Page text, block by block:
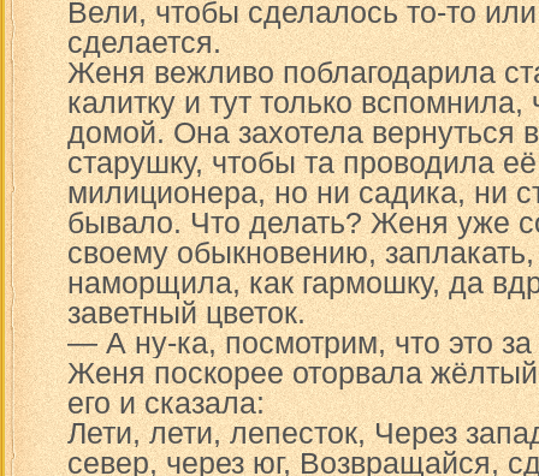
Вели, чтобы сделалось то-то или
сделается.
Женя вежливо поблагодарила
калитку и тут только вспомнила,
домой. Она захотела вернуться
старушку, чтобы та проводила
милиционера, но ни садика, ни
бывало. Что делать? Женя уже
своему обыкновению,
наморщила, как гармошку, да
заветный цветок.
— А ну-ка, посмотрим, что это за
Женя поскорее оторвала
его и сказала:
Лети, лети, лепесток, Через
север, через юг, Возвращайся,